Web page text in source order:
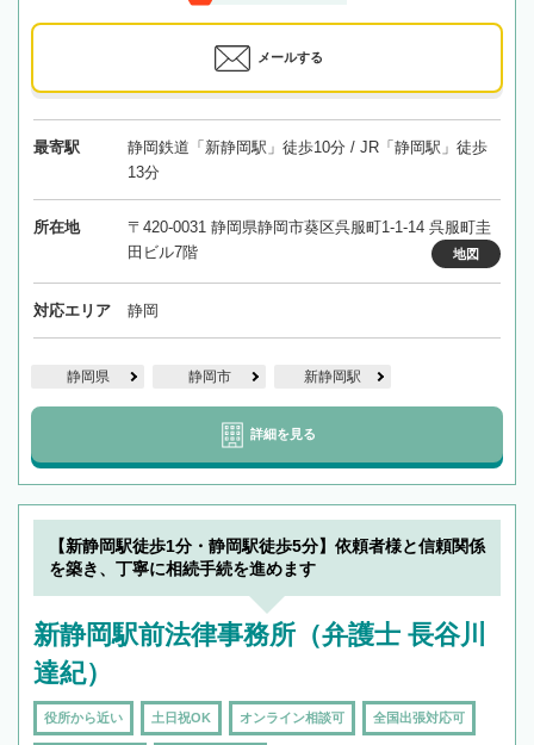
メールする
最寄駅
静岡鉄道「新静岡駅」徒歩10分 / JR「静岡駅」徒歩
13分
所在地
〒420-0031 静岡県静岡市葵区呉服町1-1-14 呉服町圭
田ビル7階
地図
対応エリア 静岡
静岡県 静岡市 新静岡駅
詳細を見る
【新静岡駅徒歩1分・静岡駅徒歩5分】依頼者様と信頼関係
を築き、丁寧に相続手続を進めます
新静岡駅前法律事務所（弁護士 長谷川
達紀）
役所から近い 土日祝OK オンライン相談可 全国出張対応可